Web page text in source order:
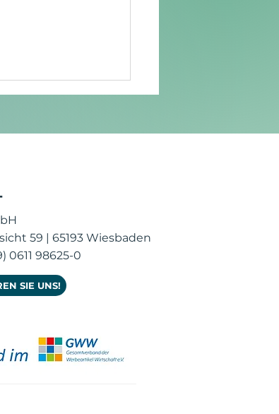
59 | 65193 Wiesbaden
0611 98625-0
SIE UNS!